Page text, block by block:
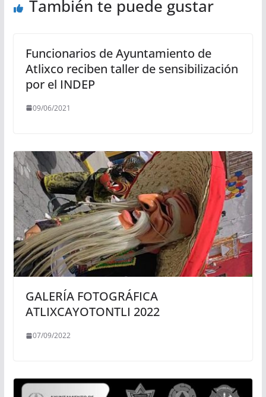
También te puede gustar
Funcionarios de Ayuntamiento de
Atlixco reciben taller de sensibilización
por el INDEP
09/06/2021
GALERÍA FOTOGRÁFICA
ATLIXCAYOTONTLI 2022
07/09/2022